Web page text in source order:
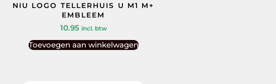
NIU LOGO TELLERHUIS U M1 M+
EMBLEEM
10.95 incl. btw
Toevoegen aan winkelwagen